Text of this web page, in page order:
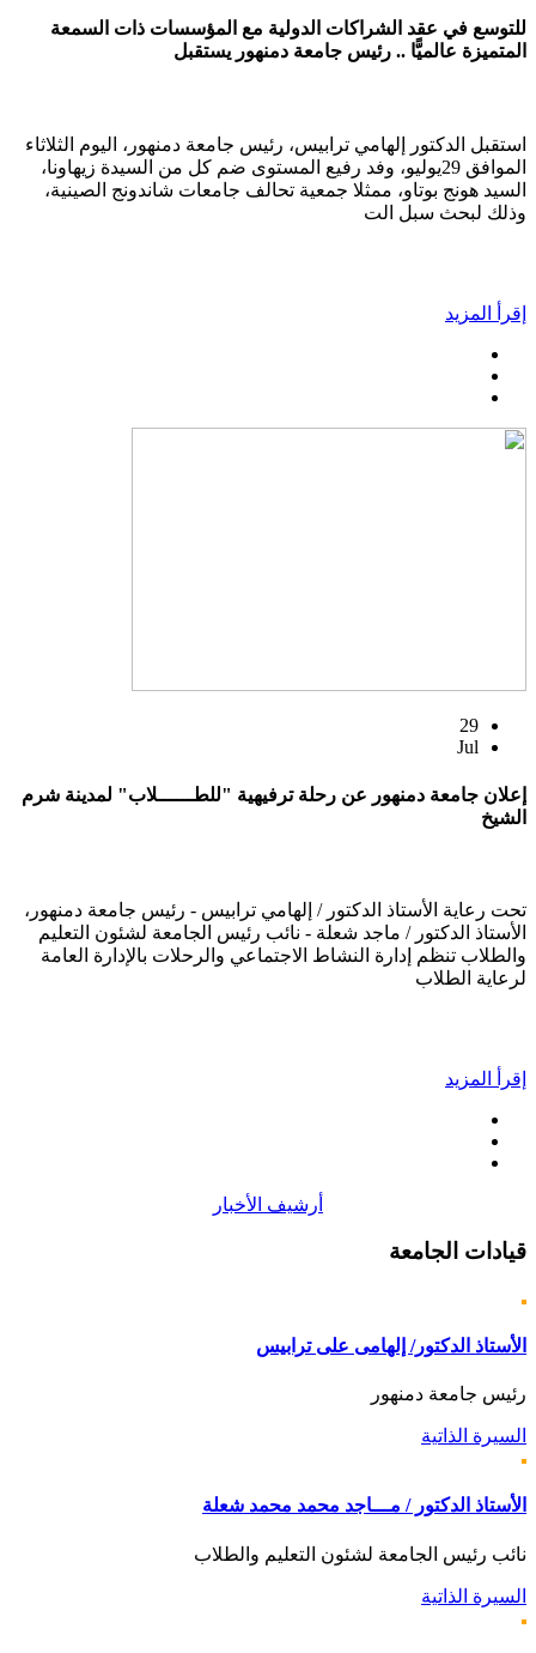
للتوسع في عقد الشراكات الدولية مع المؤسسات ذات السمعة
المتميزة عالميًّا .. رئيس جامعة دمنهور يستقبل
استقبل الدكتور إلهامي ترابيس، رئيس جامعة دمنهور، اليوم الثلاثاء
الموافق 29يوليو، وفد رفيع المستوى ضم كل من السيدة زيهاونا،
السيد هونج بوتاو، ممثلا جمعية تحالف جامعات شاندونج الصينية،
وذلك لبحث سبل الت
إقرأ المزيد
29
Jul
إعلان جامعة دمنهور عن رحلة ترفيهية "للطــــــلاب" لمدينة شرم
الشيخ
تحت رعاية الأستاذ الدكتور / إلهامي ترابيس - رئيس جامعة دمنهور،
الأستاذ الدكتور / ماجد شعلة - نائب رئيس الجامعة لشئون التعليم
والطلاب تنظم إدارة النشاط الاجتماعي والرحلات بالإدارة العامة
لرعاية الطلاب
إقرأ المزيد
أرشيف الأخبار
قيادات الجامعة
الأستاذ الدكتور/ إلهامى على ترابيس
رئيس جامعة دمنهور
السيرة الذاتية
الأستاذ الدكتور / مـــاجد محمد محمد شعلة
نائب رئيس الجامعة لشئون التعليم والطلاب
السيرة الذاتية